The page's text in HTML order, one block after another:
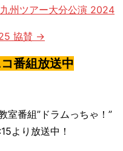
州ツアー大分公演 2024
協賛 →
番組放送中
室番組”ドラムっちゃ！”
より放送中！